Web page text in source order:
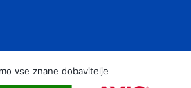
vse znane dobavitelje